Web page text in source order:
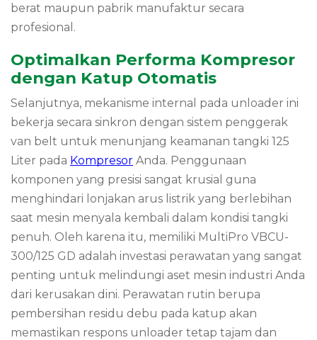
berat maupun pabrik manufaktur secara
profesional.
Optimalkan Performa Kompresor
dengan Katup Otomatis
Selanjutnya, mekanisme internal pada unloader ini
bekerja secara sinkron dengan sistem penggerak
van belt untuk menunjang keamanan tangki 125
Liter pada Kompresor Anda. Penggunaan
komponen yang presisi sangat krusial guna
menghindari lonjakan arus listrik yang berlebihan
saat mesin menyala kembali dalam kondisi tangki
penuh. Oleh karena itu, memiliki MultiPro VBCU-
300/125 GD adalah investasi perawatan yang sangat
penting untuk melindungi aset mesin industri Anda
dari kerusakan dini. Perawatan rutin berupa
pembersihan residu debu pada katup akan
memastikan respons unloader tetap tajam dan